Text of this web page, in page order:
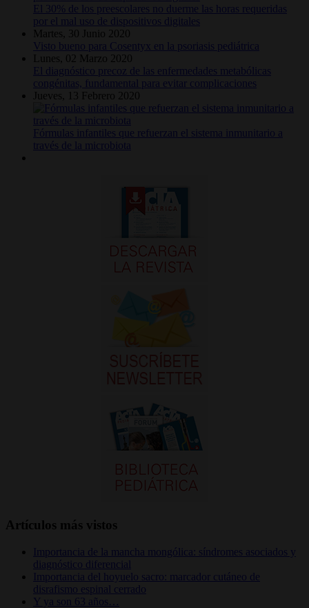
El 30% de los preescolares no duerme las horas requeridas
por el mal uso de dispositivos digitales
Martes, 30 Junio 2020
Visto bueno para Cosentyx en la psoriasis pediátrica
Lunes, 02 Marzo 2020
El diagnóstico precoz de las enfermedades metabólicas
congénitas, fundamental para evitar complicaciones
Jueves, 13 Febrero 2020
Fórmulas infantiles que refuerzan el sistema inmunitario a
través de la microbiota
Artículos más vistos
Importancia de la mancha mongólica: síndromes asociados y
diagnóstico diferencial
Importancia del hoyuelo sacro: marcador cutáneo de
disrafismo espinal cerrado
Y ya son 63 años…